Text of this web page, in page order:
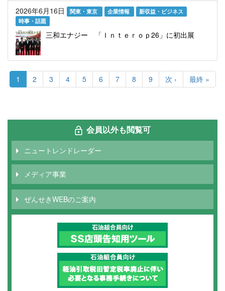
2026年6月16日
関東・東京 企業情報
新収益・ビジネス
時事・話題
三和エナジー 「Ｉｎｔｅｒｏｐ26」に初出展
ペ
ジ
カ
レ
ペ
1 Page
2 Page
3 Page
4 Page
5 Page
6 Page
7 Page
8 Page
9
次
ペ
次 ›
最
終
ジ
最終 »
会員以外も閲覧可
ニュートレンドレーダー
メディア事業
ぜんせきWEBのご案内